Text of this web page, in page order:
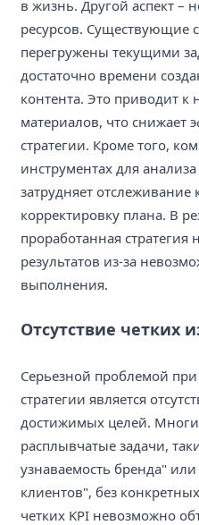
в жизнь. Другой аспект –
ресурсов. Существующие
перегружены текущими
достаточно времени
контента. Это приводит к
материалов, что снижает
стратегии. Кроме того,
инструментах для
затрудняет
корректировку плана. В
проработанная
результатов из-за
выполнения.
Отсутствие четких
Серьезной проблемой при
стратегии является
достижимых целей.
расплывчатые задачи,
узнаваемость бренда"
клиентов", без
четких KPI невозможно